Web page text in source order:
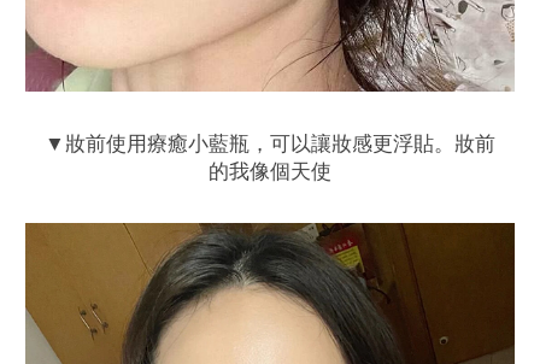
▼妝前使用療癒小藍瓶，可以讓妝感更浮貼。妝前
的我像個天使